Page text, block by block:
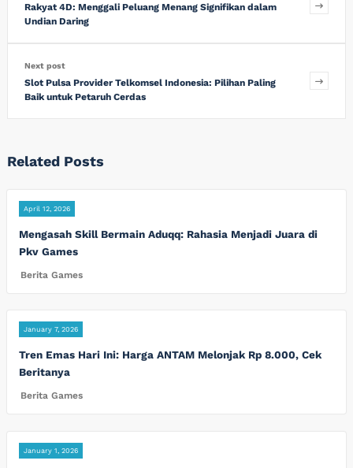
Rakyat 4D: Menggali Peluang Menang Signifikan dalam
Undian Daring
Next post
Slot Pulsa Provider Telkomsel Indonesia: Pilihan Paling
Baik untuk Petaruh Cerdas
Related Posts
April 12, 2026
Mengasah Skill Bermain Aduqq: Rahasia Menjadi Juara di
Pkv Games
Berita Games
January 7, 2026
Tren Emas Hari Ini: Harga ANTAM Melonjak Rp 8.000, Cek
Beritanya
Berita Games
January 1, 2026